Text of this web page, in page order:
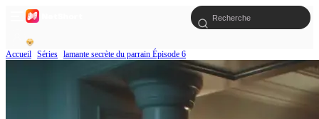
Accueil Séries lamante secrète du parrain Épisode 6